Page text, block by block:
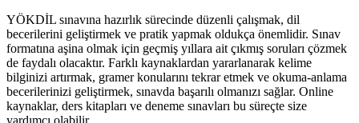
YÖKDİL sınavına hazırlık sürecinde düzenli çalışmak, dil
becerilerini geliştirmek ve pratik yapmak oldukça önemlidir. Sınav
formatına aşina olmak için geçmiş yıllara ait çıkmış soruları çözmek
de faydalı olacaktır. Farklı kaynaklardan yararlanarak kelime
bilginizi artırmak, gramer konularını tekrar etmek ve okuma-anlama
becerilerinizi geliştirmek, sınavda başarılı olmanızı sağlar. Online
kaynaklar, ders kitapları ve deneme sınavları bu süreçte size
yardımcı olabilir.